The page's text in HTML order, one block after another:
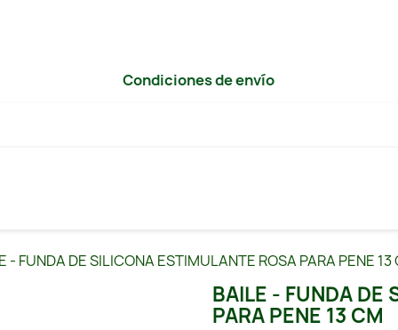
Condiciones de envío
- FUNDA DE SILICONA ESTIMULANTE ROSA PARA PENE 13
BAILE - FUNDA DE
PARA PENE 13 CM